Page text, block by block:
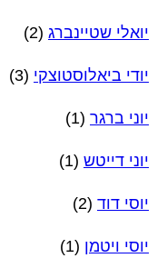
יואלי שטיינברג (2)
יודי ביאלוסטוצקי (3)
יוני ברגר (1)
יוני דייטש (1)
יוסי דוד (2)
יוסי ויטמן (1)